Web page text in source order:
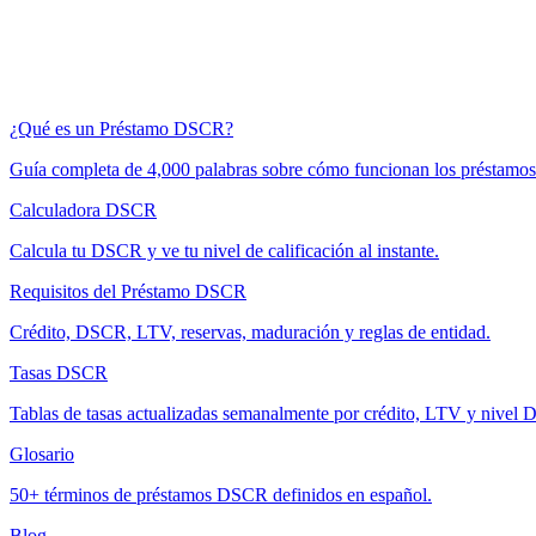
¿Qué es un Préstamo DSCR?
Guía completa de 4,000 palabras sobre cómo funcionan los
Calculadora DSCR
Calcula tu DSCR y ve tu nivel de calificación al instante.
Requisitos del Préstamo DSCR
Crédito, DSCR, LTV, reservas, maduración y reglas de entidad.
Tasas DSCR
Tablas de tasas actualizadas semanalmente por crédito, LTV y nivel
Glosario
50+ términos de préstamos DSCR definidos en español.